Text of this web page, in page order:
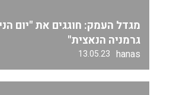
מגדל העמק: חוגגים את "יום
גרמניה הנאצית"
hanas
13.05.23